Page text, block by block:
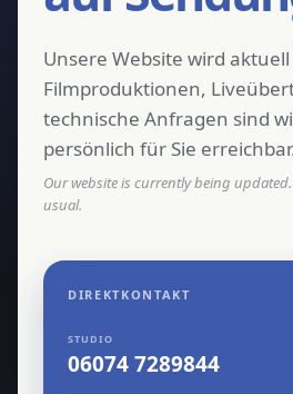
Unsere Website wird
Filmproduktionen,
technische Anfragen sind
persönlich für Sie
Our website is currently being
usual.
DIREKTKONTAKT
STUDIO
06074 7289844